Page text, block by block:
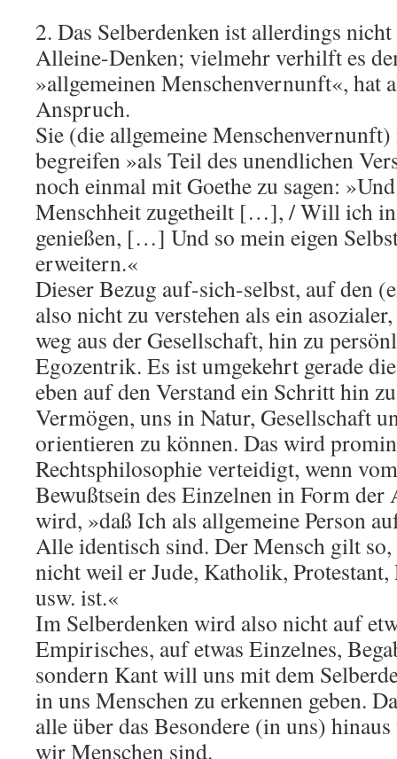
2. Das Selberdenken ist allerdings
Alleine-Denken; vielmehr verhilft es
»allgemeinen Menschenvernunft«, hat
Anspruch.
Sie (die allgemeine
begreifen »als Teil des unendlichen
noch einmal mit Goethe zu sagen:
Menschheit zugetheilt […], / Will ich in
genießen, […] Und so mein eigen
erweitern.«
Dieser Bezug auf-sich-selbst, auf den
also nicht zu verstehen als ein
weg aus der Gesellschaft, hin zu
Egozentrik. Es ist umgekehrt gerade
eben auf den Verstand ein Schritt hin
Vermögen, uns in Natur, Gesellschaft
orientieren zu können. Das wird
Rechtsphilosophie verteidigt, wenn
Bewußtsein des Einzelnen in Form der
wird, »daß Ich als allgemeine Person
Alle identisch sind. Der Mensch gilt
nicht weil er Jude, Katholik,
usw. ist.«
Im Selberdenken wird also nicht auf
Empirisches, auf etwas Einzelnes,
sondern Kant will uns mit dem
in uns Menschen zu erkennen geben.
alle über das Besondere (in uns)
wir Menschen sind.